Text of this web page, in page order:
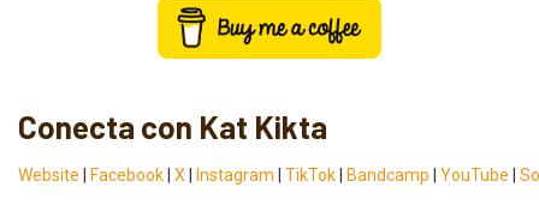
Conecta con Kat Kikta
Website Facebook X Instagram TikTok Bandcamp YouTube